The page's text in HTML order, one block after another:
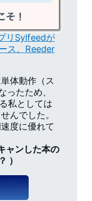
リSylfeedが
ス。Reeder
体動作（ス
ったため、
私としては
んでした。
度に優れて
ャンした本の
）